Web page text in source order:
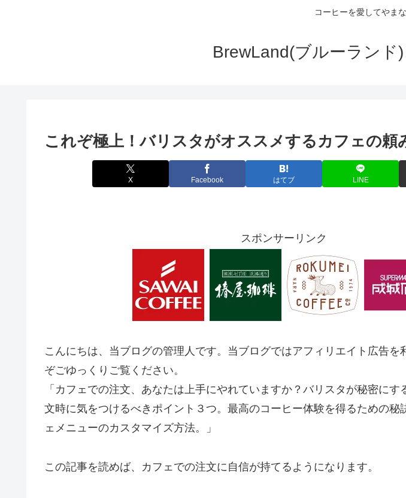
コーヒーを愛してやま
BrewLand(ブルーランド
これぞ極上！バリスタがオススメするカフェの頼
X Facebook はてブ LINE
スポンサーリンク
こんにちは、当ブログの管理人です。当ブログではアフィリエイト広告を
ぞごゆっくりご覧ください。
「カフェでの注文、あなたは上手にやれていますか？バリスタが秘密にす
文時に気をつけるべきポイント３つ。最高のコーヒー体験を得るための秘
ェメニューのカスタマイズ方法。」
この記事を読めば、カフェでの注文に自信が持てるようになります。